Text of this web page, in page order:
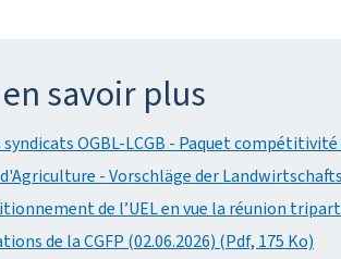
savoir plus
syndicats OGBL-LCGB - Paquet
- Vorschläge der
de l’UEL en vue la réunion
de la CGFP (02.06.2026) (Pdf, 175 Ko)